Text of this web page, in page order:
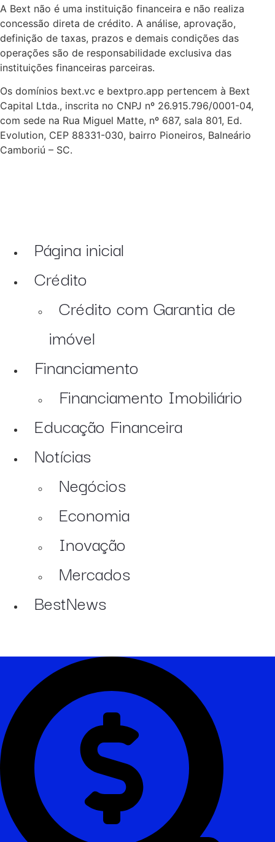
A Bext não é uma instituição financeira e não realiza
concessão direta de crédito. A análise, aprovação,
definição de taxas, prazos e demais condições das
operações são de responsabilidade exclusiva das
instituições financeiras parceiras.
Os domínios bext.vc e bextpro.app pertencem à Bext
Capital Ltda., inscrita no CNPJ nº 26.915.796/0001-04,
com sede na Rua Miguel Matte, nº 687, sala 801, Ed.
Evolution, CEP 88331-030, bairro Pioneiros, Balneário
Camboriú – SC.
Página inicial
Crédito
Crédito com Garantia de
imóvel
Financiamento
Financiamento Imobiliário
Educação Financeira
Notícias
Negócios
Economia
Inovação
Mercados
BestNews